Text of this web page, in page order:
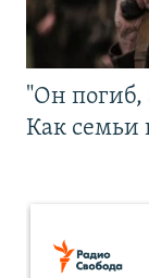
"Он погиб,
Как